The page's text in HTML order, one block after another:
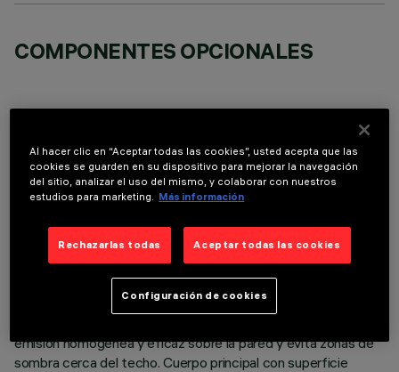
COMPONENTES OPCIONALES
DATOS TÉCNICOS
ÚLTIMA ACTUALIZACIÓN: 05/08/2026
DESCRIPCIÓN
Luminaria miniaturizada lineal empotrable para lámpara led. No
obstante las dimensiones supercompactas del producto, la
emisión homogénea y eficaz sobre la pared y evita zonas de
sombra cerca del techo. Cuerpo principal con superficie
Al hacer clic en “Aceptar todas las cookies”, usted acepta que las
cookies se guarden en su dispositivo para mejorar la navegación
del sitio, analizar el uso del mismo, y colaborar con nuestros
estudios para marketing. Más información
Rechazarlas todas Aceptar todas las cookies
Configuración de cookies